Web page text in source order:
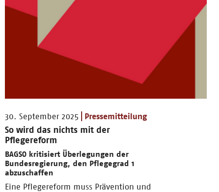
30. September 2025 Pressemitteilung
So wird das nichts mit der
Pflegereform
BAGSO kritisiert Überlegungen der
Bundesregierung, den Pflegegrad 1
abzuschaffen
Eine Pflegereform muss Prävention und